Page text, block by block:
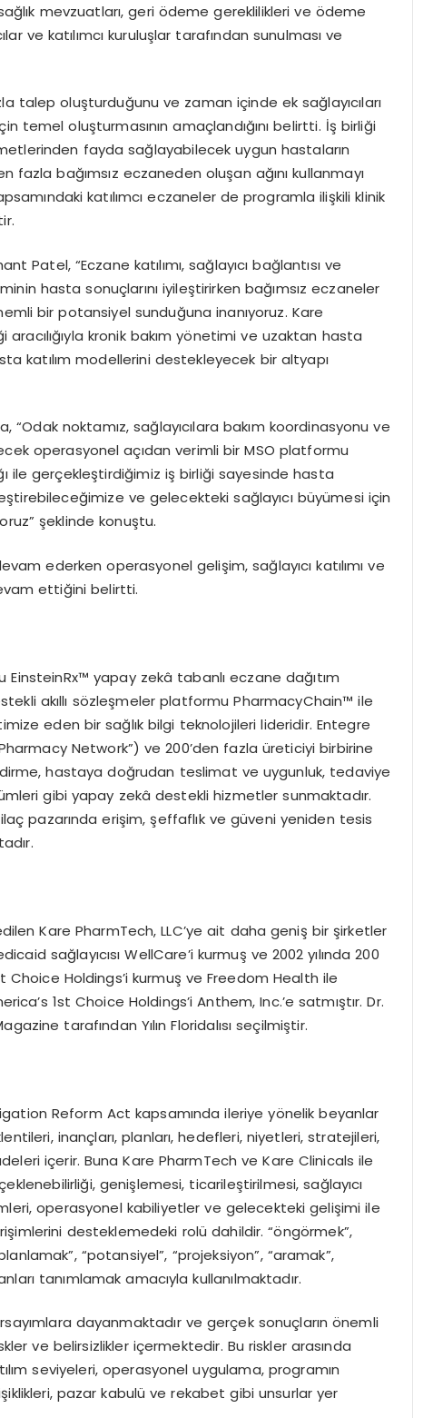
mevzuatları, geri ödeme gereklilikleri ve ödeme
ve katılımcı kuruluşlar tarafından sunulması ve
talep oluşturduğunu ve zaman içinde ek sağlayıcıları
temel oluşturmasının amaçlandığını belirtti. İş birliği
fayda sağlayabilecek uygun hastaların
bağımsız eczaneden oluşan ağını kullanmayı
katılımcı eczaneler de programla ilişkili klinik
Patel, “Eczane katılımı, sağlayıcı bağlantısı ve
hasta sonuçlarını iyileştirirken bağımsız eczaneler
bir potansiyel sunduğuna inanıyoruz. Kare
kronik bakım yönetimi ve uzaktan hasta
katılım modellerini destekleyecek bir altyapı
“Odak noktamız, sağlayıcılara bakım koordinasyonu ve
operasyonel açıdan verimli bir MSO platformu
ile gerçekleştirdiğimiz iş birliği sayesinde hasta
ve gelecekteki sağlayıcı büyümesi için
şeklinde konuştu.
ederken operasyonel gelişim, sağlayıcı katılımı ve
ettiğini belirtti.
EinsteinRx™ yapay zekâ tabanlı eczane dağıtım
akıllı sözleşmeler platformu PharmacyChain™ ile
eden bir sağlık bilgi teknolojileri lideridir. Entegre
Network”) ve 200’den fazla üreticiyi birbirine
hastaya doğrudan teslimat ve uygunluk, tedaviye
gibi yapay zekâ destekli hizmetler sunmaktadır.
pazarında erişim, şeffaflık ve güveni yeniden tesis
Kare PharmTech, LLC’ye ait daha geniş bir şirketler
sağlayıcısı WellCare’i kurmuş ve 2002 yılında 200
Choice Holdings’i kurmuş ve Freedom Health ile
1st Choice Holdings’i Anthem, Inc.’e satmıştır. Dr.
tarafından Yılın Floridalısı seçilmiştir.
Reform Act kapsamında ileriye yönelik beyanlar
inançları, planları, hedefleri, niyetleri, stratejileri,
içerir. Buna Kare PharmTech ve Kare Clinicals ile
genişlemesi, ticarileştirilmesi, sağlayıcı
operasyonel kabiliyetler ve gelecekteki gelişimi ile
desteklemedeki rolü dahildir. “öngörmek”,
“potansiyel”, “projeksiyon”, “aramak”,
tanımlamak amacıyla kullanılmaktadır.
dayanmaktadır ve gerçek sonuçların önemli
ve belirsizlikler içermektedir. Bu riskler arasında
seviyeleri, operasyonel uygulama, programın
pazar kabulü ve rekabet gibi unsurlar yer